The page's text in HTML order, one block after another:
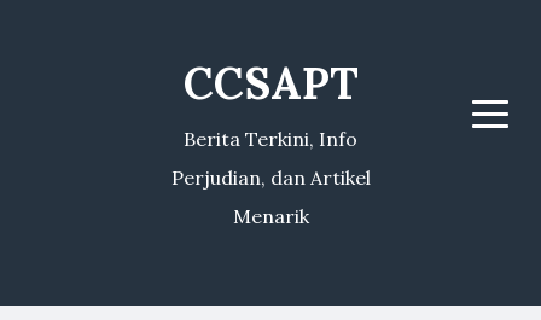
CCSAPT
Berita Terkini, Info
Perjudian, dan Artikel
Menarik
Menu